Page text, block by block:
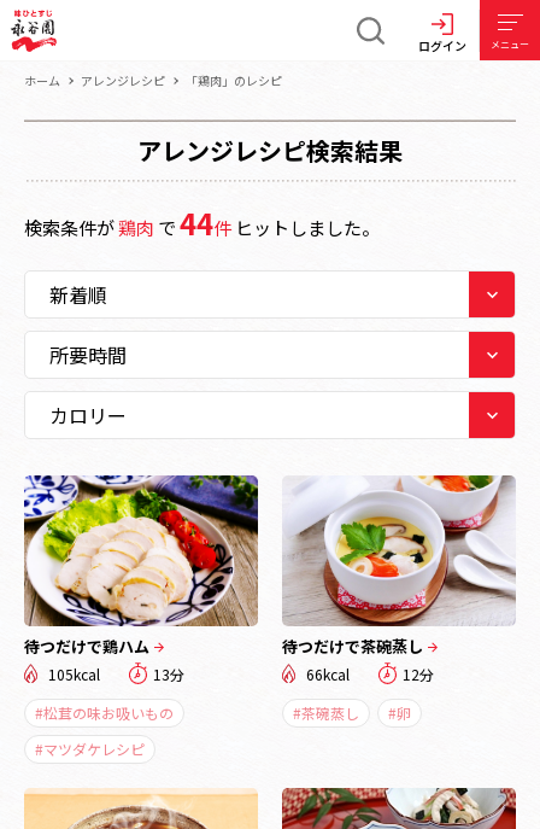
ログイン メニュー
ホーム アレンジレシピ 「鶏肉」のレシピ
アレンジレシピ検索結果
検索条件が鶏肉 で44件 ヒットしました。
待つだけで鶏ハム
105kcal
13分
#松茸の味お吸いもの
#マツダケレシピ
待つだけで茶碗蒸し
66kcal
12分
#茶碗蒸し
#卵